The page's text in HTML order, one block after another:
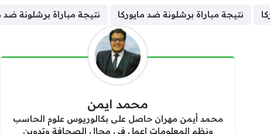
نتيجة مباراة برشلونة ضد مايوركا نتيجة مباراة برشلونة ضد
محمد ايمن
محمد أيمن مهران حاصل على بكالوريوس علوم الحاسب
ونظم المعلومات اعمل في مجال الصحافة وتدوين